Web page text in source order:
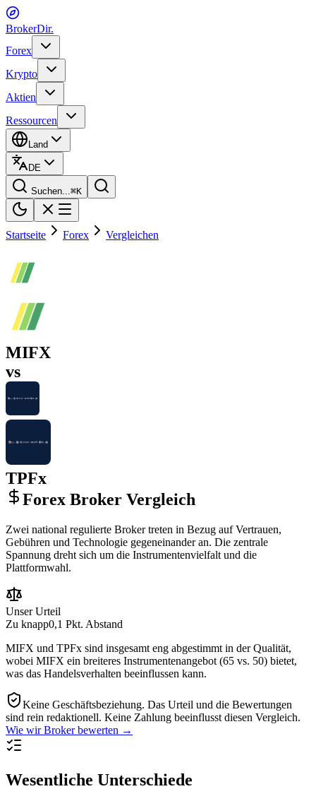
BrokerDir.
Forex
Krypto
Aktien
Ressourcen
Land
DE
Suchen...⌘K
Startseite Forex Vergleichen
MIFX
vs
TPFx
Forex Broker Vergleich
Zwei national regulierte Broker treten in Bezug auf Vertrauen,
Gebühren und Technologie gegeneinander an. Die zentrale
Spannung dreht sich um die Instrumentenvielfalt und die
Plattformwahl.
Unser Urteil
Zu knapp0,1 Pkt. Abstand
MIFX und TPFx sind insgesamt eng abgestimmt in der Qualität,
wobei MIFX ein breiteres Instrumentenangebot (65 vs. 50) bietet,
was das Handelsverhalten beeinflussen kann.
Keine Geschäftsbeziehung. Das Urteil und die Bewertungen
sind rein redaktionell. Keine Zahlung beeinflusst diesen Vergleich.
Wie wir Broker bewerten →
Wesentliche Unterschiede